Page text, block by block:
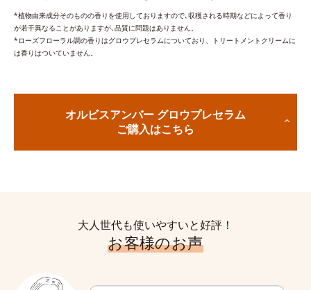
*植物由来成分そのものの香りを使用しておりますので､収穫される時期などによって香り
が若干異なることがありますが､品質に問題はありません。
*ローズフローラル調の香りはグロウプレセラムについており、トリートメントクリームに
は香りはついていません。
オルビスアンバー グロウプレセラム
ご購入はこちら
大人世代も使いやすいと好評！
お客様のお声